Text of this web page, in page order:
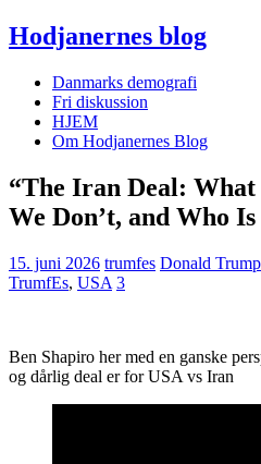
Hodjanernes blog
Danmarks demografi
Fri diskussion
HJEM
Om Hodjanernes Blog
“The Iran Deal:
We Don’t, and Who
15. juni 2026 trumfes Donald Trump
TrumfEs, USA 3
Ben Shapiro her med en ganske
og dårlig deal er for USA vs Iran